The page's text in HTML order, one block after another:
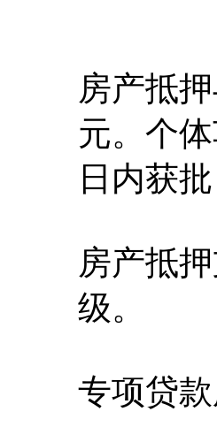
房产抵
元。个
日内获
房产抵
级。
专项贷款